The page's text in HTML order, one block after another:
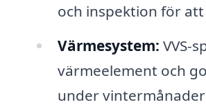
och inspektion för
Värmesystem: VVS-
värmeelement och
under